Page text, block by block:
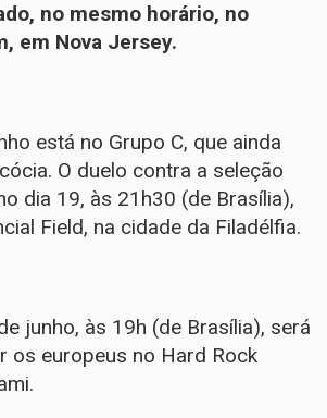
no mesmo horário, no
em Nova Jersey.
está no Grupo C, que ainda
O duelo contra a seleção
dia 19, às 21h30 (de Brasília),
Field, na cidade da Filadélfia.
junho, às 19h (de Brasília), será
os europeus no Hard Rock